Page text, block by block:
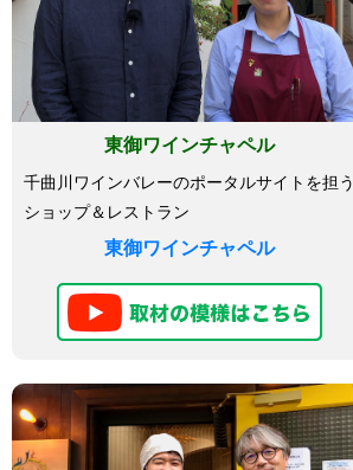
東御ワインチャペル
千曲川ワインバレーのポータルサイトを担う
ショップ＆レストラン
東御ワインチャペル